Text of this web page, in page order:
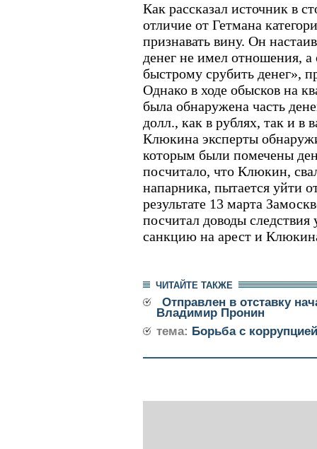
Как рассказал источник в
отличие от Гетмана
признавать вину. Он
денег не имел отношения,
быстрому срубить денег»,
Однако в ходе обысков на
была обнаружена часть
долл., как в рублях, так и в
Клюкина эксперты
которым были помечены
посчитало, что Клюкин,
напарника, пытается уйти
результате 13 марта
посчитал доводы
санкцию на арест и
ЧИТАЙТЕ ТАКЖЕ
Отправлен в отставку
Владимир Пронин
тема: Борьба с коррупцией